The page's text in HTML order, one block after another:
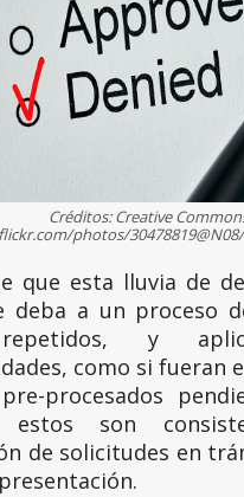
Créditos: Creative
photos/
que esta lluvia de
deba a un proceso
y
como si fueran
procesados
estos son
de solicitudes en